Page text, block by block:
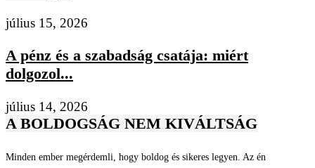
július 15, 2026
A pénz és a szabadság csatája: miért
dolgozol...
július 14, 2026
A BOLDOGSÁG NEM KIVÁLTSÁG
Minden ember megérdemli, hogy boldog és sikeres legyen. Az én